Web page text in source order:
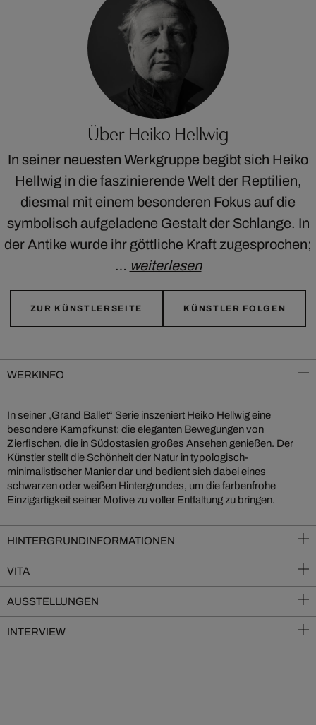
Über Heiko Hellwig
In seiner neuesten Werkgruppe begibt sich Heiko
Hellwig in die faszinierende Welt der Reptilien,
diesmal mit einem besonderen Fokus auf die
symbolisch aufgeladene Gestalt der Schlange. In
der Antike wurde ihr göttliche Kraft zugesprochen;
… weiterlesen
ZUR KÜNSTLERSEITE KÜNSTLER FOLGEN
WERKINFO
In seiner „Grand Ballet“ Serie inszeniert Heiko Hellwig eine
besondere Kampfkunst: die eleganten Bewegungen von
Zierfischen, die in Südostasien großes Ansehen genießen. Der
Künstler stellt die Schönheit der Natur in typologisch-
minimalistischer Manier dar und bedient sich dabei eines
schwarzen oder weißen Hintergrundes, um die farbenfrohe
Einzigartigkeit seiner Motive zu voller Entfaltung zu bringen.
HINTERGRUNDINFORMATIONEN
VITA
AUSSTELLUNGEN
INTERVIEW